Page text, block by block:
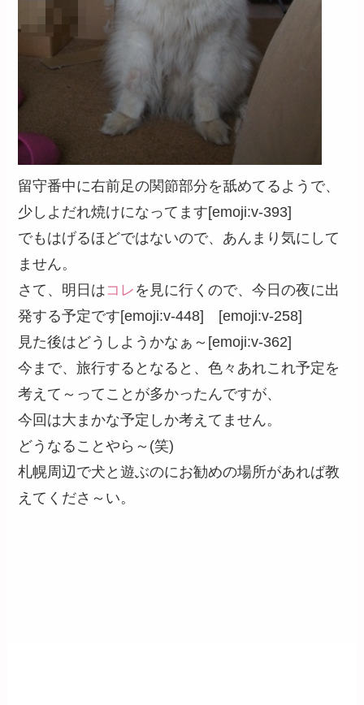
留守番中に右前足の関節部分を舐めてるようで、
少しよだれ焼けになってます[emoji:v-393]
でもはげるほどではないので、あんまり気にして
ません。
さて、明日は コレ を見に行くので、今日の夜に出
発する予定です[emoji:v-448] [emoji:v-258]
見た後はどうしようかなぁ～[emoji:v-362]
今まで、旅行するとなると、色々あれこれ予定を
考えて～ってことが多かったんですが、
今回は大まかな予定しか考えてません。
どうなることやら～(笑)
札幌周辺で犬と遊ぶのにお勧めの場所があれば教
えてくださ～い。